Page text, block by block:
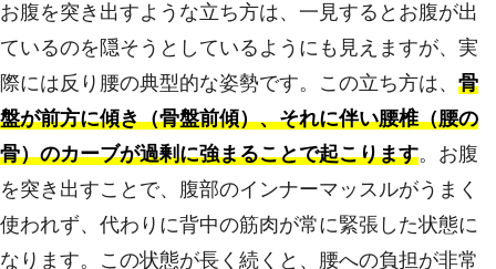
お腹を突き出すような立ち方は、一見するとお腹が出
ているのを隠そうとしているようにも見えますが、実
際には反り腰の典型的な姿勢です。この立ち方は、 骨
盤が前方に傾き（骨盤前傾）、それに伴い腰椎（腰の
骨）のカーブが過剰に強まることで起こります。お腹
を突き出すことで、腹部のインナーマッスルがうまく
使われず、代わりに背中の筋肉が常に緊張した状態に
なります。この状態が長く続くと、腰への負担が非常